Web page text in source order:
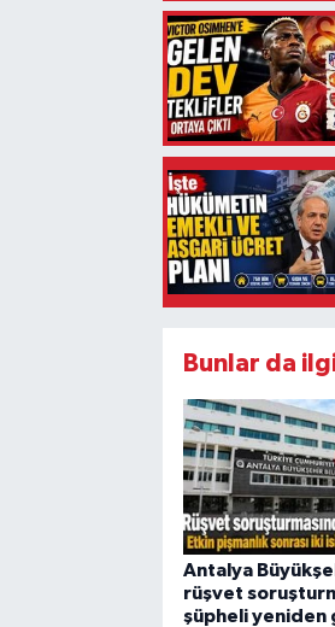
Bunlar da
Antalya
rüşvet
şüpheli yeniden